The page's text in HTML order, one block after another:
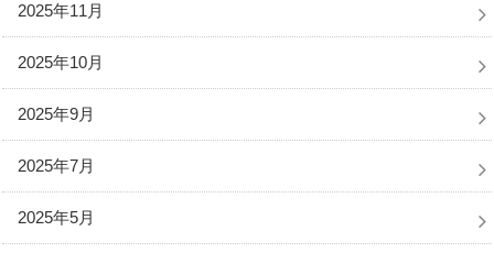
2025年11月
2025年10月
2025年9月
2025年7月
2025年5月